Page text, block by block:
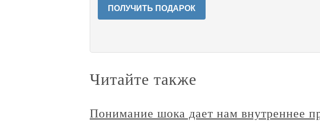
ПОЛУЧИТЬ ПОДАРОК
Читайте также
Понимание шока дает нам внутреннее